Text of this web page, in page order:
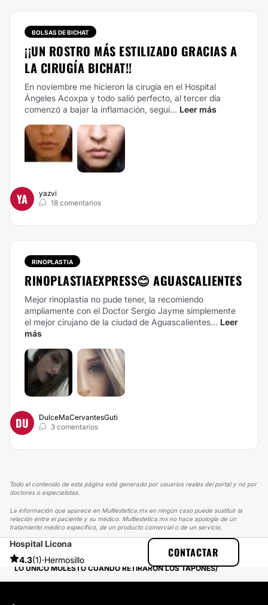
BOLSAS DE BICHAT
¡¡UN ROSTRO MÁS ESTILIZADO GRACIAS A
LA CIRUGÍA BICHAT!!
En noviembre me hicieron la cirugía en el Hospital
Ángeles Acoxpa y todo salió perfecto, al tercer día
comenzó a bajar la inflamación, seguí... Leer más
YA
yazvi
18 comentarios
RINOPLASTIA
RINOPLASTIAEXPRESS😊 AGUASCALIENTES
Mejor rinoplastia no pude tener, la recomiendo
ampliamente con el Doctor Sergio Jayme simplemente
el mejor cirujano de la ciudad de Aguascalientes... Leer
más
DU
DulceMaCervantesGuti
3 comentarios
Todo el contenido de esta página está generado por usuarios reales del portal y no por
doctores o especialistas.
La información que aparece en Multiestetica.mx en ningún caso puede sustituir la
relación entre el paciente y su médico. Multiestetica.mx no hace apología de un
tratamiento médico específico, de un producto comercial o de un servicio.
Hospital Licona
4.3(1)·Hermosillo
CONTACTAR
MULTIESTETICA
EXPERIENCIAS SOBRE RINOPLASTIA
LO ÚNICO MOLESTO CUANDO RETIRARON LOS TAPONES